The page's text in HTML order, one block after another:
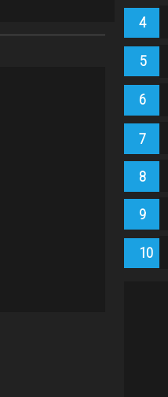
4
5
6
7
8
9
10